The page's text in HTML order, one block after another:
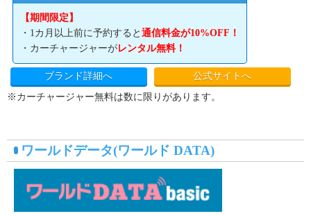
【期間限定】
・1カ月以上前に予約すると通信料金が10%OFF！
・カーチャージャーがレンタル無料！
ブランド詳細へ
公式サイトへ
※カーチャージャー無料は数に限りがあります。
ワールドデータ(ワールド DATA)